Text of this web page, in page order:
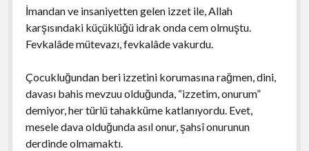
İmandan ve insaniyetten gelen izzet ile, Allah
karşısındaki küçüklüğü idrak onda cem olmuştu.
Fevkalâde mütevazı, fevkalâde vakurdu.
Çocukluğundan beri izzetini korumasına rağmen, dini,
davası bahis mevzuu olduğunda, “izzetim, onurum”
demiyor, her türlü tahakküme katlanıyordu. Evet,
mesele dava olduğunda asıl onur, şahsî onurunun
derdinde olmamaktı.